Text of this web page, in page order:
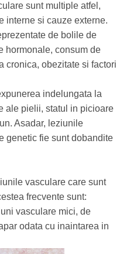
sunt multiple atfel,
interne si cauze externe.
de bolile de
hormonale, consum de
cronica, obezitate si factori
indelungata la
ale pielii, statul in picioare
Asadar, leziunile
genetic fie sunt dobandite
vasculare care sunt
frecvente sunt:
vasculare mici, de
odata cu inaintarea in